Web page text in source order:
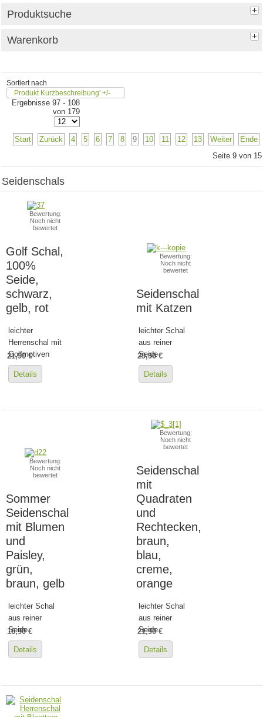
Produktsuche
Warenkorb
Sortiert nach
Produkt Kurzbeschreibung' +/-
Ergebnisse 97 - 108
von 179
Start Zurück 4 5 6 7 8 9 10 11 12 13 Weiter
Ende
Seite 9 von 15
Seidenschals
Bewertung:
Noch nicht
bewertet
Golf Schal,
100%
Seide,
schwarz,
gelb, rot
leichter
Herrenschal mit
Golfmotiven
21,90 €
Details
Bewertung:
Noch nicht
bewertet
Seidenschal
mit Katzen
leichter Schal
aus reiner
Seide
29,90 €
Details
Bewertung:
Noch nicht
bewertet
Sommer
Seidenschal
mit Blumen
und
Paisley,
grün,
braun, gelb
leichter Schal
aus reiner
Seide
16,90 €
Details
Bewertung:
Noch nicht
bewertet
Seidenschal
mit
Quadraten
und
Rechtecken,
braun,
blau,
creme,
orange
leichter Schal
aus reiner
Seide
21,90 €
Details